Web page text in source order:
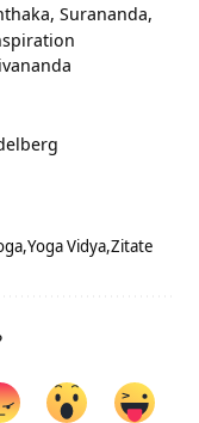
Surananda,
Yoga Vidya Zitate